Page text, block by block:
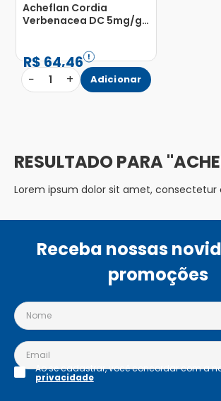
Acheflan Cordia
Verbenacea DC 5mg/g
R$64,46
− 1 + Adicionar
Lorem ipsum dolor sit amet, consectetur
Receba nossas
promoções
Ao se cadastrar, você concordar com a
privacidade